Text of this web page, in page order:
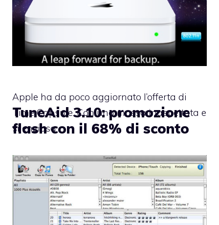
Apple ha da poco aggiornato l’offerta di
Time Capsule. Con una mossa inaspettata e
silenziosa
TuneAid 3.10: promozione
flash con il 68% di sconto